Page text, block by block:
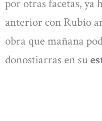
por otras facetas, ya
anterior con Rubio
obra que mañana
donostiarras en su